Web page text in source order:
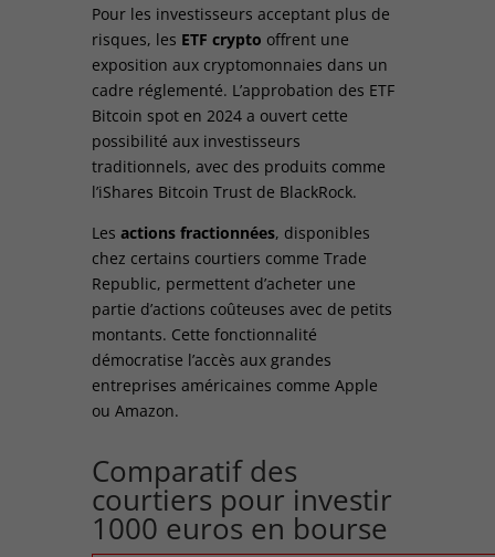
Pour les investisseurs acceptant plus de
risques, les ETF crypto offrent une
exposition aux cryptomonnaies dans un
cadre réglementé. L’approbation des ETF
Bitcoin spot en 2024 a ouvert cette
possibilité aux investisseurs
traditionnels, avec des produits comme
l’iShares Bitcoin Trust de BlackRock.
Les actions fractionnées, disponibles
chez certains courtiers comme Trade
Republic, permettent d’acheter une
partie d’actions coûteuses avec de petits
montants. Cette fonctionnalité
démocratise l’accès aux grandes
entreprises américaines comme Apple
ou Amazon.
Comparatif des
courtiers pour investir
1000 euros en bourse